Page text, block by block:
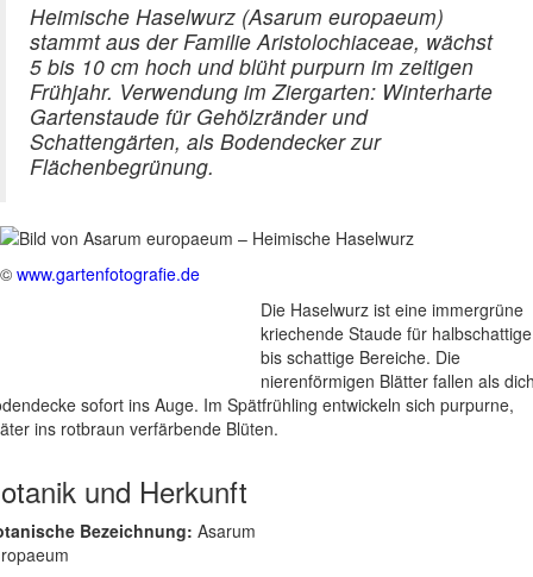
Heimische Haselwurz (Asarum europaeum)
stammt aus der Familie Aristolochiaceae, wächst
5 bis 10 cm hoch und blüht purpurn im zeitigen
Frühjahr. Verwendung im Ziergarten: Winterharte
Gartenstaude für Gehölzränder und
Schattengärten, als Bodendecker zur
Flächenbegrünung.
© www.gartenfotografie.de
Die Haselwurz ist eine immergrüne
kriechende Staude für halbschattige
bis schattige Bereiche. Die
nierenförmigen Blätter fallen als
sofort ins Auge. Im Spätfrühling entwickeln sich purpurne,
ins rotbraun verfärbende Blüten.
und Herkunft
Bezeichnung: Asarum